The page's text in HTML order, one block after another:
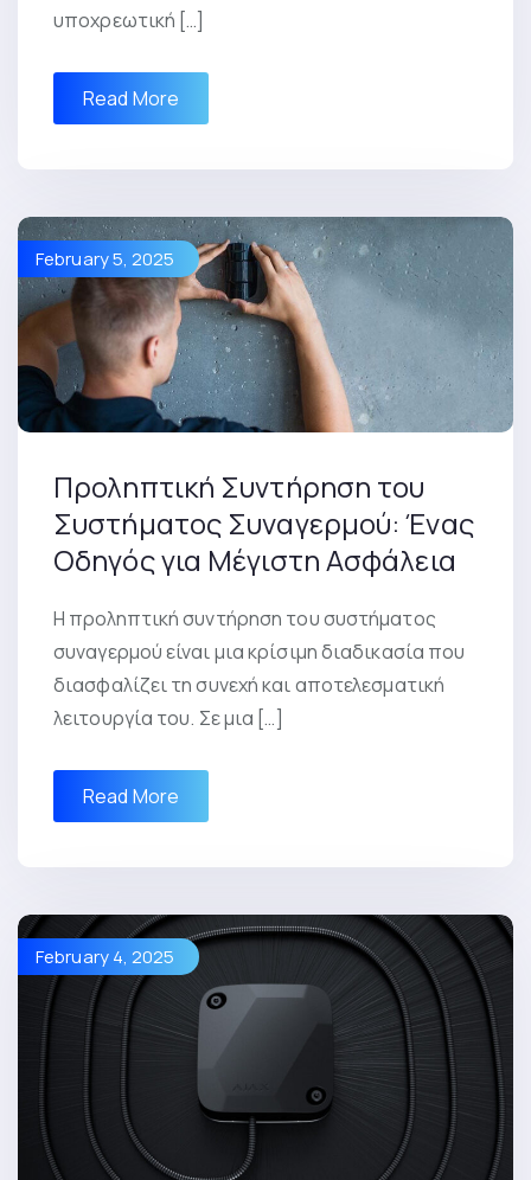
υποχρεωτική […]
Read More
February 5, 2025
Προληπτική Συντήρηση του
Συστήματος Συναγερμού: Ένας
Οδηγός για Μέγιστη Ασφάλεια
Η προληπτική συντήρηση του συστήματος
συναγερμού είναι μια κρίσιμη διαδικασία που
διασφαλίζει τη συνεχή και αποτελεσματική
λειτουργία του. Σε μια […]
Read More
February 4, 2025